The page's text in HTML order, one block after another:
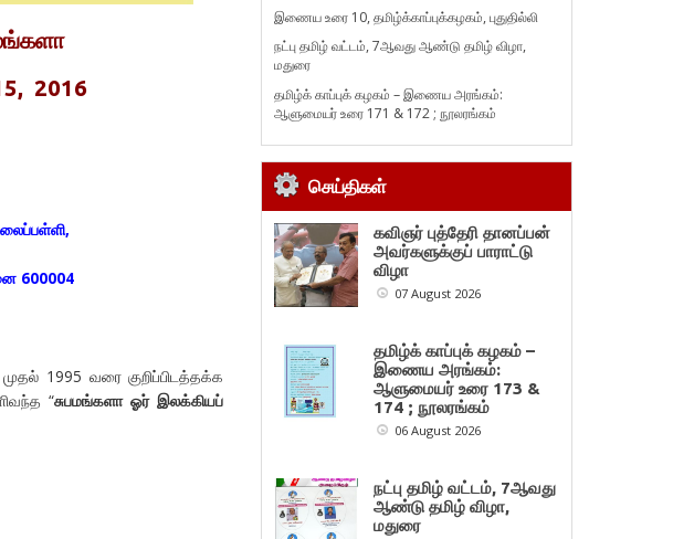
2016
600004
1995 வரை குறிப்பிடத்தக்க
“சுபமங்களா ஓர் இலக்கியப்
இணைய உரை 10, தமிழ்க்காப்புக்கழகம், புதுதில்லி
நட்பு தமிழ் வட்டம், 7ஆவது ஆண்டு தமிழ் விழா,
மதுரை
தமிழ்க் காப்புக் கழகம் – இணைய அரங்கம்:
ஆளுமையர் உரை 171 & 172 ; நூலரங்கம்
செய்திகள்
கவிஞர் புத்தேரி தானப்பன்
அவர்களுக்குப் பாராட்டு
விழா
07 August 2026
தமிழ்க் காப்புக் கழகம் –
இணைய அரங்கம்:
ஆளுமையர் உரை 173 &
174 ; நூலரங்கம்
06 August 2026
நட்பு தமிழ் வட்டம், 7ஆவது
ஆண்டு தமிழ் விழா,
மதுரை